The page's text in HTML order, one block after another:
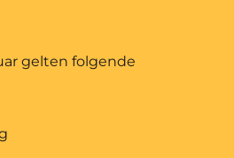
gelten folgende